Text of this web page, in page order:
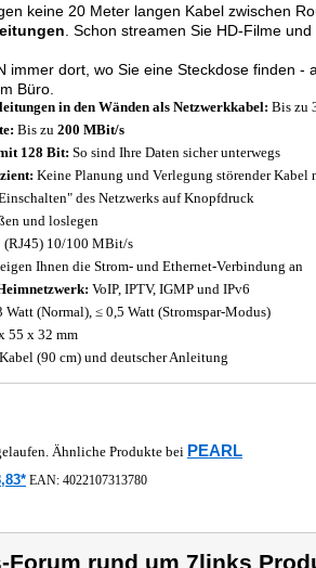
keine 20 Meter langen Kabel zwischen
. Schon streamen Sie HD-Filme
immer dort, wo Sie eine Steckdose finden -
Büro.
in den Wänden als Netzwerkkabel: Bis zu
Bis zu 200 MBit/s
128 Bit: So sind Ihre Daten sicher unterwegs
Keine Planung und Verlegung störender Kabel
des Netzwerks auf Knopfdruck
und loslegen
(RJ45) 10/100 MBit/s
Ihnen die Strom- und Ethernet-Verbindung an
VoIP, IPTV, IGMP und IPv6
Watt (Normal), ≤ 0,5 Watt (Stromspar-Modus)
55 x 32 mm
(90 cm) und deutscher Anleitung
Ähnliche Produkte bei PEARL
EAN: 4022107313780
Forum rund um 7links